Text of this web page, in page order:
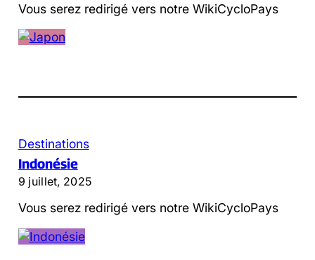
Vous serez redirigé vers notre WikiCycloPays
Destinations
Indonésie
9 juillet, 2025
Vous serez redirigé vers notre WikiCycloPays